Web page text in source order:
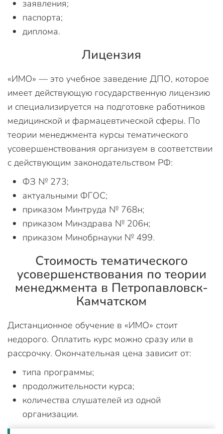
заявления;
паспорта;
диплома.
Лицензия
«ИМО» — это учебное заведение ДПО, которое
имеет действующую государственную лицензию
и специализируется на подготовке работников
медицинской и фармацевтической сферы. По
теории менеджмента курсы тематического
усовершенствования организуем в соответствии
с действующим законодательством РФ:
ФЗ № 273;
актуальными ФГОС;
приказом Минтруда № 768н;
приказом Минздрава № 206н;
приказом Минобрнауки № 499.
Стоимость тематического
усовершенствования по теории
менеджмента в Петропавловск-
Камчатском
Дистанционное обучение в «ИМО» стоит
недорого. Оплатить курс можно сразу или в
рассрочку. Окончательная цена зависит от:
типа программы;
продолжительности курса;
количества слушателей из одной
организации.